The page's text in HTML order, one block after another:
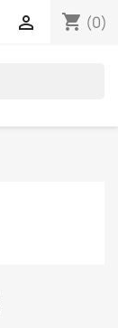
shopping_cart (0)
